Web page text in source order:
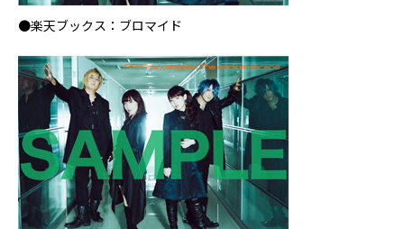
●楽天ブックス：ブロマイド